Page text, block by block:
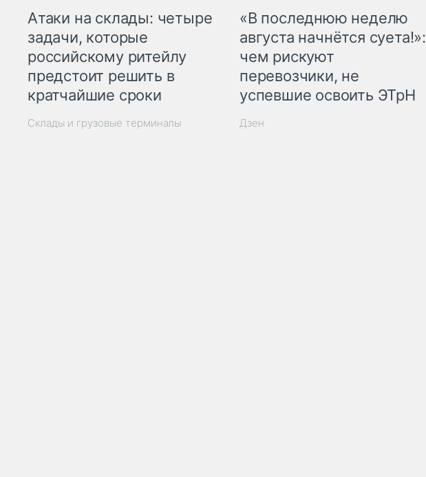
Атаки на склады: четыре
задачи, которые
российскому ритейлу
предстоит решить в
кратчайшие сроки
Склады и грузовые терминалы
«В последнюю неделю
августа начнётся суета!»:
чем рискуют
перевозчики, не
успевшие освоить ЭТрН
Дзен